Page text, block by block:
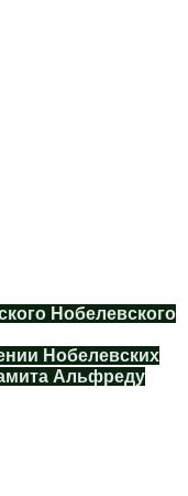
Нобелевского
Нобелевских
Альфреду